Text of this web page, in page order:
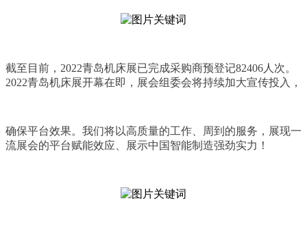
截至目前，2022青岛机床展已完成采购商预登记82406人次。
2022青岛机床展开幕在即，展会组委会将持续加大宣传投入，
确保平台效果。我们将以高质量的工作、周到的服务，展现一
流展会的平台赋能效应、展示中国智能制造强劲实力！